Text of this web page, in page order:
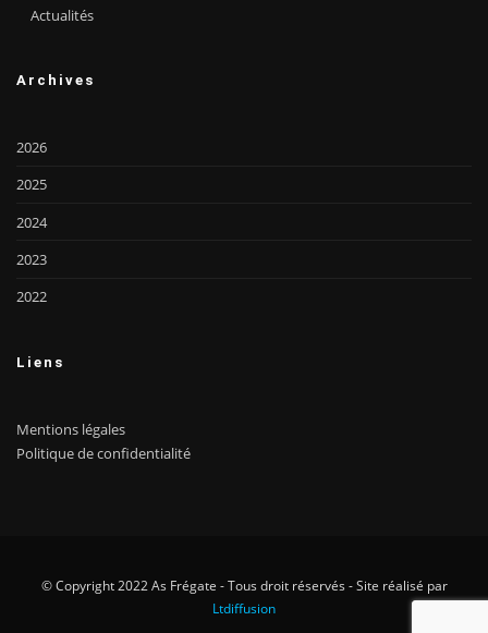
Actualités
Archives
2026
2025
2024
2023
2022
Liens
Mentions légales
Politique de confidentialité
© Copyright 2022 As Frégate - Tous droit réservés - Site réalisé par
Ltdiffusion